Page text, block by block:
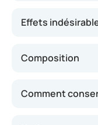
Effets
Composition
Comment